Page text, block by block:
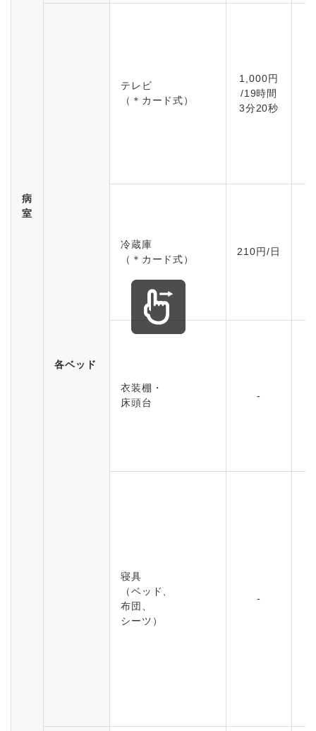
病
室
各ベッド
テレビ
（＊カード式）
1,000円
/19時間
3分20秒
冷蔵庫
（＊カード式）
210円/日
衣装棚・
床頭台
-
寝具
（ベッド、
布団、
シーツ）
-